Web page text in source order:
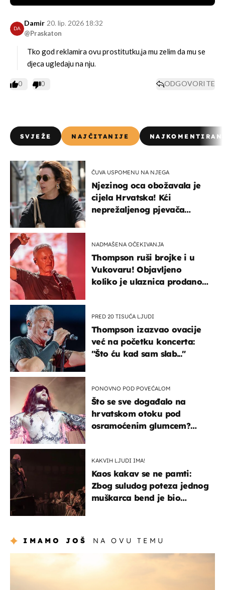
DA
Damir
@Praskaton
20. lip. 2026 18:32
Tko god reklamira ovu prostitutku,ja mu zelim da mu se
djeca ugledaju na nju.
0 0 ODGOVORITE
SVJEŽE NAJČITANIJE
ČUVA USPOMENU NA NJEGA
Njezinog oca obožavala je
cijela Hrvatska! Kći
neprežaljenog pjevača
NADMAŠENA OČEKIVANJA
Thompson ruši brojke i u
Vukovaru! Objavljeno
koliko je ulaznica prodano
PRED 20 TISUĆA LJUDI
Thompson izazvao ovacije
već na početku koncerta:
"Što ću kad sam slab..."
PONOVNO POD POVEĆALOM
Što se sve događalo na
hrvatskom otoku pod
osramoćenim glumcem?
KAKVIH LJUDI IMA!
Kaos kakav se ne pamti:
Zbog suludog poteza jednog
muškarca bend je bio
IMAMO JOŠ NA OVU TEMU